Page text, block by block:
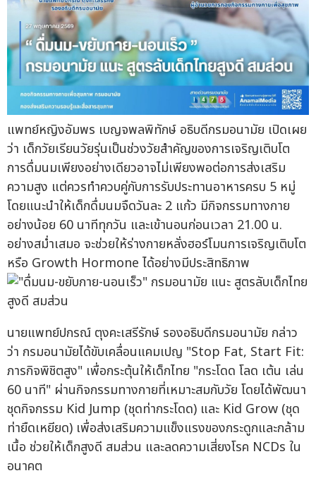
แพทย์หญิงอัมพร เบญจพลพิทักษ์ อธิบดีกรมอนามัย เปิดเผย
ว่า เด็กวัยเรียนวัยรุ่นเป็นช่วงวัยสำคัญของการเจริญเติบโต
การดื่มนมเพียงอย่างเดียวอาจไม่เพียงพอต่อการส่งเสริม
ความสูง แต่ควรทำควบคู่กับการรับประทานอาหารครบ 5 หมู่
โดยแนะนำให้เด็กดื่มนมจืดวันละ 2 แก้ว มีกิจกรรมทางกาย
อย่างน้อย 60 นาทีทุกวัน และเข้านอนก่อนเวลา 21.00 น.
อย่างสม่ำเสมอ จะช่วยให้ร่างกายหลั่งฮอร์โมนการเจริญเติบโต
หรือ Growth Hormone ได้อย่างมีประสิทธิภาพ
นายแพทย์ปกรณ์ ตุงคะเสรีรักษ์ รองอธิบดีกรมอนามัย กล่าว
ว่า กรมอนามัยได้ขับเคลื่อนแคมเปญ "Stop Fat, Start Fit:
ภารกิจพิชิตสูง" เพื่อกระตุ้นให้เด็กไทย "กระโดด โลด เต้น เล่น
60 นาที" ผ่านกิจกรรมทางกายที่เหมาะสมกับวัย โดยได้พัฒนา
ชุดกิจกรรม Kid Jump (ชุดท่ากระโดด) และ Kid Grow (ชุด
ท่ายืดเหยียด) เพื่อส่งเสริมความแข็งแรงของกระดูกและกล้าม
เนื้อ ช่วยให้เด็กสูงดี สมส่วน และลดความเสี่ยงโรค NCDs ใน
อนาคต